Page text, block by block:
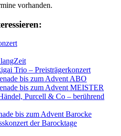
vorhanden.
Trio – Preisträgerkonzert
bis zum Advent ABO
bis zum Advent MEISTER
Purcell & Co – berührend
bis zum Advent Barocke
der Barocktage